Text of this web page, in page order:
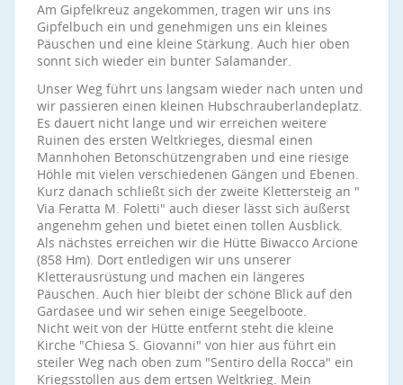
Am Gipfelkreuz angekommen, tragen wir uns ins
Gipfelbuch ein und genehmigen uns ein kleines
Päuschen und eine kleine Stärkung. Auch hier oben
sonnt sich wieder ein bunter Salamander.
Unser Weg führt uns langsam wieder nach unten und
wir passieren einen kleinen Hubschrauberlandeplatz.
Es dauert nicht lange und wir erreichen weitere
Ruinen des ersten Weltkrieges, diesmal einen
Mannhohen Betonschützengraben und eine riesige
Höhle mit vielen verschiedenen Gängen und Ebenen.
Kurz danach schließt sich der zweite Klettersteig an "
Via Feratta M. Foletti" auch dieser lässt sich äußerst
angenehm gehen und bietet einen tollen Ausblick.
Als nächstes erreichen wir die Hütte Biwacco Arcione
(858 Hm). Dort entledigen wir uns unserer
Kletterausrüstung und machen ein längeres
Päuschen. Auch hier bleibt der schöne Blick auf den
Gardasee und wir sehen einige Seegelboote.
Nicht weit von der Hütte entfernt steht die kleine
Kirche "Chiesa S. Giovanni" von hier aus führt ein
steiler Weg nach oben zum "Sentiro della Rocca" ein
Kriegsstollen aus dem ertsen Weltkrieg. Mein